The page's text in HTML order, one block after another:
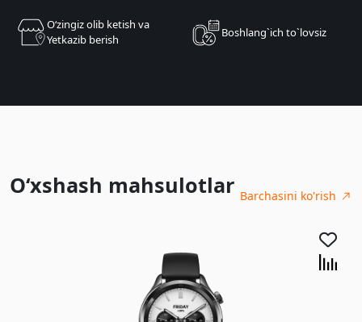
Oʻzingiz olib ketish va
Yetkazib berish
Boshlang`ich to`lovsiz
O‘xshash mahsulotlar Barchasini ko'rish